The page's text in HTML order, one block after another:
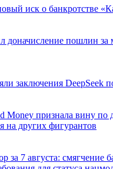
иск о банкротстве
доначисление пошлин за
заключения DeepSeek
Money признала вину по
на других фигурантов
за 7 августа: смягчение